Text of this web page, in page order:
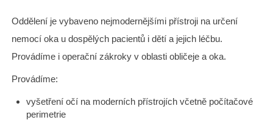
Oddělení je vybaveno nejmodernějšími přístroji na určení
nemocí oka u dospělých pacientů i dětí a jejich léčbu.
Provádíme i operační zákroky v oblasti obličeje a oka.
Provádíme:
vyšetření očí na moderních přístrojích včetně počítačové
perimetrie